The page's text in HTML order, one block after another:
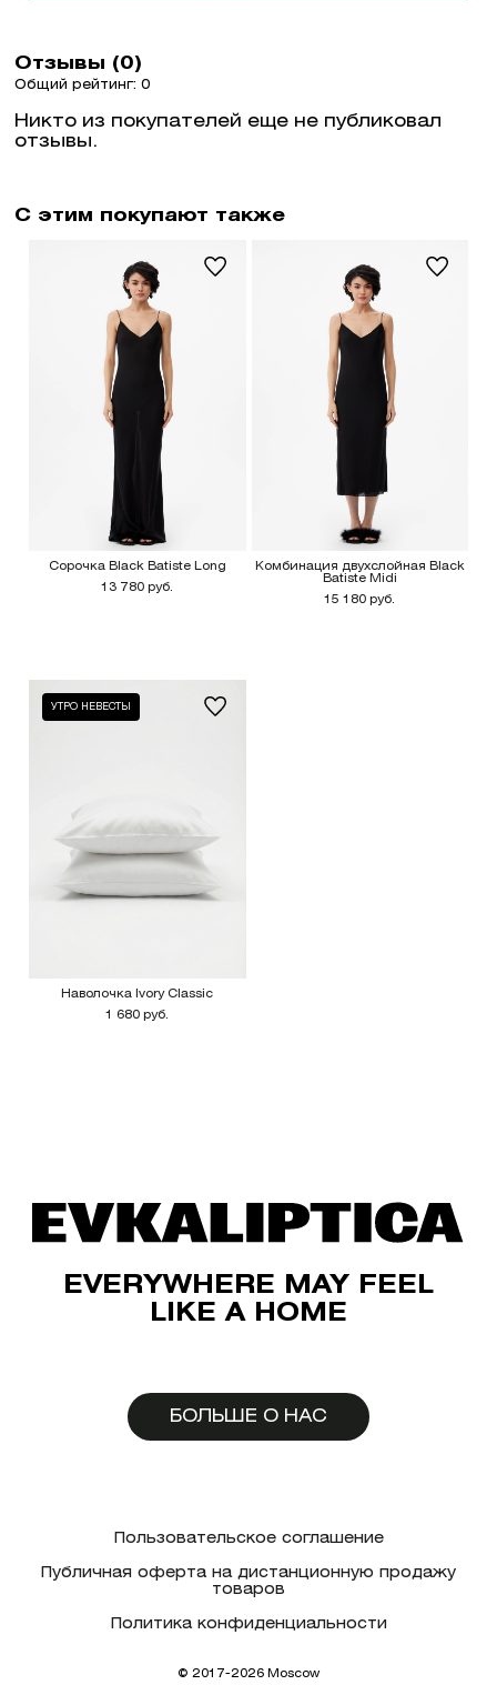
Отзывы (0)
Общий рейтинг: 0
Никто из покупателей еще не публиковал
отзывы.
С этим покупают также
Сорочка Black Batiste Long
13 780 руб.
Комбинация двухслойная Black
Batiste Midi
15 180 руб.
УТРО НЕВЕСТЫ
Наволочка Ivory Classic
1 680 руб.
EVERYWHERE MAY FEEL
LIKE A HOME
БОЛЬШЕ О НАС
Пользовательское соглашение
Публичная оферта на дистанционную продажу
товаров
Политика конфиденциальности
© 2017-2026 Moscow